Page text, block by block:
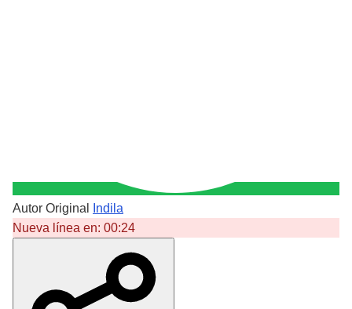
Autor Original
Indila
Nueva línea en: 00:24